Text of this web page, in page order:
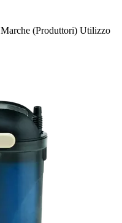
Marche (Produttori) Utilizzo